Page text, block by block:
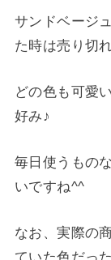
サンドベージ
た時は売り切
どの色も可愛
好み♪
毎日使うもの
いですね^^
なお、実際の